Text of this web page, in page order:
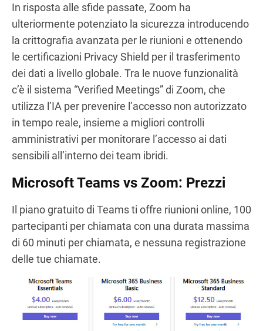
In risposta alle sfide passate, Zoom ha
ulteriormente potenziato la sicurezza introducendo
la crittografia avanzata per le riunioni e ottenendo
le certificazioni Privacy Shield per il trasferimento
dei dati a livello globale. Tra le nuove funzionalità
c’è il sistema “Verified Meetings” di Zoom, che
utilizza l’IA per prevenire l’accesso non autorizzato
in tempo reale, insieme a migliori controlli
amministrativi per monitorare l’accesso ai dati
sensibili all’interno dei team ibridi.
Microsoft Teams vs Zoom: Prezzi
Il piano gratuito di Teams ti offre riunioni online, 100
partecipanti per chiamata con una durata massima
di 60 minuti per chiamata, e nessuna registrazione
delle tue chiamate.